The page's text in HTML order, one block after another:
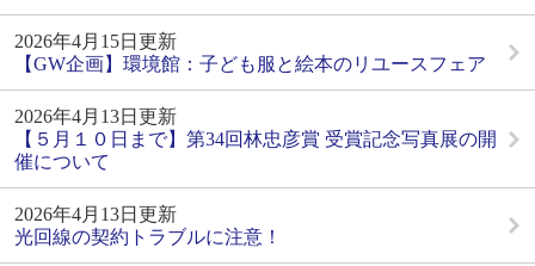
2026年4月15日更新
【GW企画】環境館：子ども服と絵本のリユースフェア
2026年4月13日更新
【５月１０日まで】第34回林忠彦賞 受賞記念写真展の開
催について
2026年4月13日更新
光回線の契約トラブルに注意！